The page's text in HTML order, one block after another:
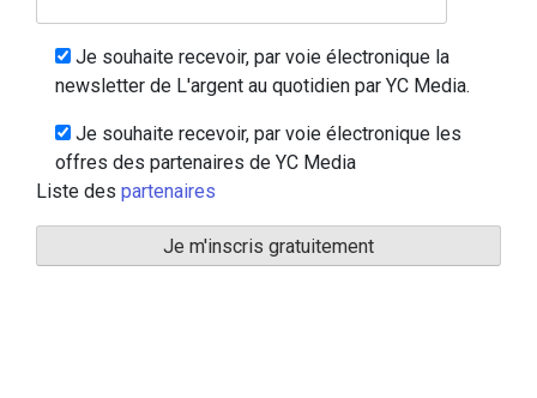
Je souhaite recevoir, par voie électronique la
newsletter de L'argent au quotidien par YC Media.
Je souhaite recevoir, par voie électronique les
offres des partenaires de YC Media
Liste des partenaires